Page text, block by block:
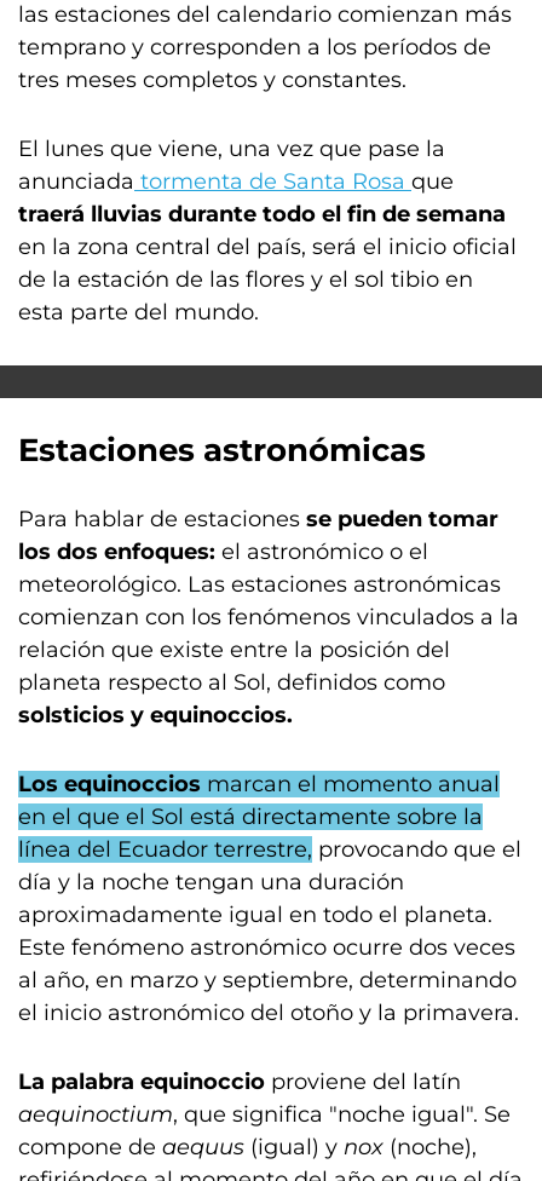
las estaciones del calendario comienzan más
temprano y corresponden a los períodos de
tres meses completos y constantes.
El lunes que viene, una vez que pase la
anunciada tormenta de Santa Rosa que
traerá lluvias durante todo el fin de semana
en la zona central del país, será el inicio oficial
de la estación de las flores y el sol tibio en
esta parte del mundo.
Estaciones astronómicas
Para hablar de estaciones se pueden tomar
los dos enfoques: el astronómico o el
meteorológico. Las estaciones astronómicas
comienzan con los fenómenos vinculados a la
relación que existe entre la posición del
planeta respecto al Sol, definidos como
solsticios y equinoccios.
Los equinoccios marcan el momento anual
en el que el Sol está directamente sobre la
línea del Ecuador terrestre, provocando que el
día y la noche tengan una duración
aproximadamente igual en todo el planeta.
Este fenómeno astronómico ocurre dos veces
al año, en marzo y septiembre, determinando
el inicio astronómico del otoño y la primavera.
La palabra equinoccio proviene del latín
aequinoctium, que significa "noche igual". Se
compone de aequus (igual) y nox (noche),